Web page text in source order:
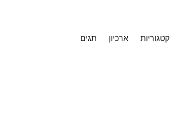
קטגוריות ארכיון תגים